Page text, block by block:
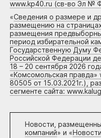
www.kp40.ru (св-во Эл №
«Сведения о размере и
размещению на
размещения
период избирательной
Государственную Думу
Российской Федерации
18 – 20 сентября 2026
«Комсомольская
80505 от 15.03.2021г.),
сегменте сайта:
Новости,
компаний» и «